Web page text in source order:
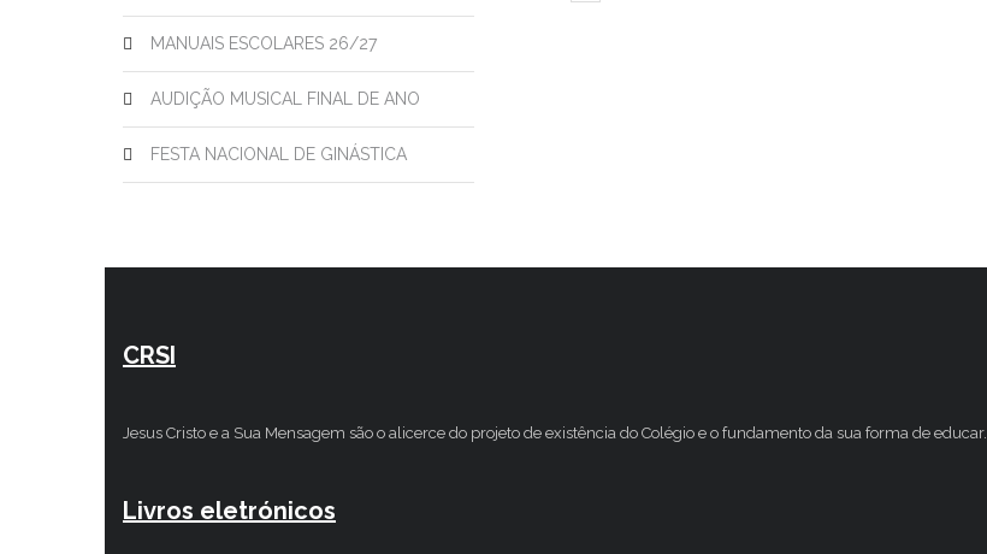
MANUAIS ESCOLARES 26/27
AUDIÇÃO MUSICAL FINAL DE ANO
FESTA NACIONAL DE GINÁSTICA
CRSI
Jesus Cristo e a Sua Mensagem são o alicerce do projeto de existência do Colégio e o fundamento da sua forma de educar.
Livros eletrónicos